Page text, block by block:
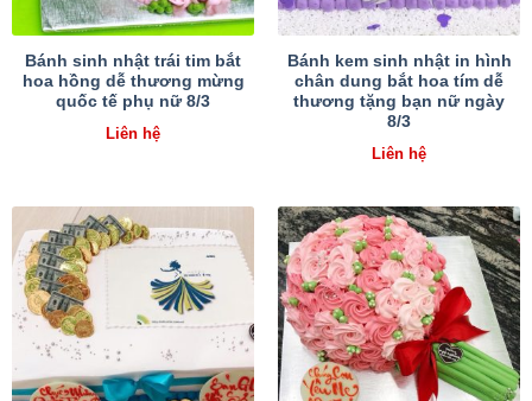
Bánh sinh nhật trái tim bắt
hoa hồng dễ thương mừng
quốc tế phụ nữ 8/3
Liên hệ
Bánh kem sinh nhật in hình
chân dung bắt hoa tím dễ
thương tặng bạn nữ ngày
8/3
Liên hệ